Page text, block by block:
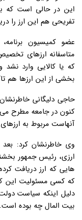
این در حالی است که
تفریحی هم این ارز را
عضو کمیسیون
که یا کالایی وارد نشد
بخشی از این ارزها هم
حاجی دلیگانی
کنون در جامعه مطرح
آنهاست مربوط به ارزهای تخصیص
ارزی، رئیس جمهور
هایی که ارز دریافت
که کسی مسئولیت این
بیت المال چه بوده است.